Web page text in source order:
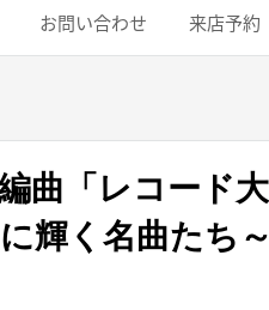
お問い合わせ 来店予約
曲「レコード
輝く名曲たち～